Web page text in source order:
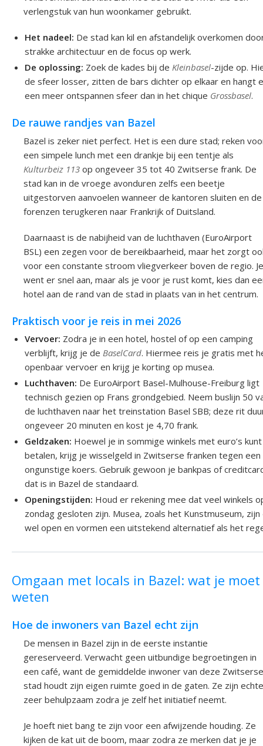
verlengstuk van hun woonkamer gebruikt.
Het nadeel: De stad kan kil en afstandelijk overkomen
strakke architectuur en de focus op werk.
De oplossing: Zoek de kades bij de Kleinbasel-zijde op.
de sfeer losser, zitten de bars dichter op elkaar en hangt
een meer ontspannen sfeer dan in het chique Grossbasel.
De rauwe randjes van Bazel
Bazel is zeker niet perfect. Het is een dure stad; reken
een simpele lunch met een drankje bij een tentje als
Kulturbeiz 113 op ongeveer 35 tot 40 Zwitserse frank. De
stad kan in de vroege avonduren zelfs een beetje
uitgestorven aanvoelen wanneer de kantoren sluiten en de
forenzen terugkeren naar Frankrijk of Duitsland.
Daarnaast is de nabijheid van de luchthaven (EuroAirport
BSL) een zegen voor de bereikbaarheid, maar het zorgt
voor een constante stroom vliegverkeer boven de regio. Je
went er snel aan, maar als je voor je rust komt, kies dan
hotel aan de rand van de stad in plaats van in het centrum.
Praktisch voor je reis in mei 2026
Vervoer: Zodra je in een hotel, hostel of op een camping
verblijft, krijg je deBaselCard. Hiermee reis je gratis met
openbaar vervoer en krijg je korting op musea.
Luchthaven: De EuroAirport Basel-Mulhouse-Freiburg ligt
technisch gezien op Frans grondgebied. Neem buslijn 50
de luchthaven naar het treinstation Basel SBB; deze rit
ongeveer 20 minuten en kost je 4,70 frank.
Geldzaken: Hoewel je in sommige winkels met euro’s kunt
betalen, krijg je wisselgeld in Zwitserse franken tegen een
ongunstige koers. Gebruik gewoon je bankpas of
dat is in Bazel de standaard.
Openingstijden: Houd er rekening mee dat veel winkels
zondag gesloten zijn. Musea, zoals het Kunstmuseum, zijn
wel open en vormen een uitstekend alternatief als het
Omgaan met locals in Bazel: wat je moet
weten
Hoe de inwoners van Bazel echt zijn
De mensen in Bazel zijn in de eerste instantie
gereserveerd. Verwacht geen uitbundige begroetingen in
een café, want de gemiddelde inwoner van deze Zwitserse
stad houdt zijn eigen ruimte goed in de gaten. Ze zijn
zeer behulpzaam zodra je zelf het initiatief neemt.
Je hoeft niet bang te zijn voor een afwijzende houding. Ze
kijken de kat uit de boom, maar zodra ze merken dat je je